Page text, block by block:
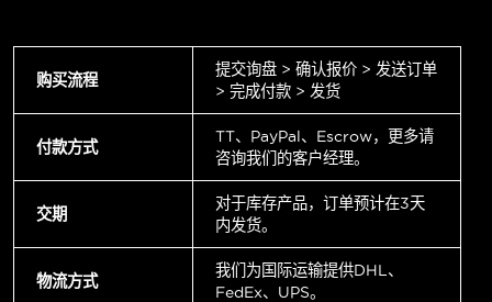
购买流程
提交询盘 > 确认报价 > 发送订单
> 完成付款 > 发货
付款方式
TT、PayPal、Escrow，更多请
咨询我们的客户经理。
交期
对于库存产品，订单预计在3天
内发货。
物流方式
我们为国际运输提供DHL、
FedEx、UPS。